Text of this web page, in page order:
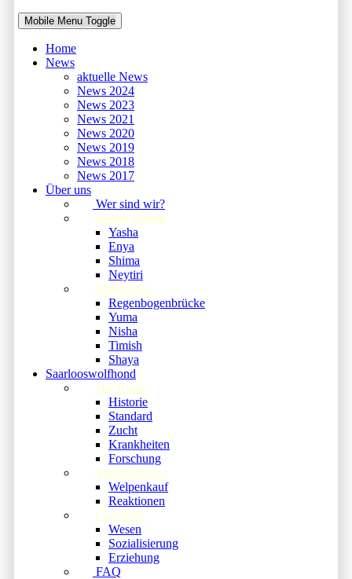
Mobile Menu Toggle
Home
News
aktuelle News
News 2024
News 2023
News 2021
News 2020
News 2019
News 2018
News 2017
Über uns
Wer sind wir?
unsere Hunde
Yasha
Enya
Shima
Neytiri
Memoriam
Regenbogenbrücke
Yuma
Nisha
Timish
Shaya
Saarlooswolfhond
Die Rasse
Historie
Standard
Zucht
Krankheiten
Forschung
Verschiedenes
Welpenkauf
Reaktionen
Charakter
Wesen
Sozialisierung
Erziehung
FAQ